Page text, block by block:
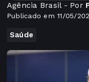
Agência Brasil - Por
Publicado em 11/05/
Saúde